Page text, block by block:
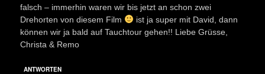
falsch – immerhin waren wir bis jetzt an schon zwei
Drehorten von diesem Film
ist ja super mit David, dann
können wir ja bald auf Tauchtour gehen!! Liebe Grüsse,
Christa & Remo
ANTWORTEN